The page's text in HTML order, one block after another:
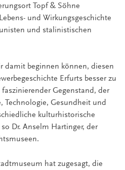
Topf & Söhne
und Wirkungsgeschichte
und stalinistischen
damit beginnen können, diesen
Erfurts besser zu
Gegenstand, der
Technologie, Gesundheit und
kulturhistorische
Dr. Anselm Hartinger, der
hat zugesagt, die